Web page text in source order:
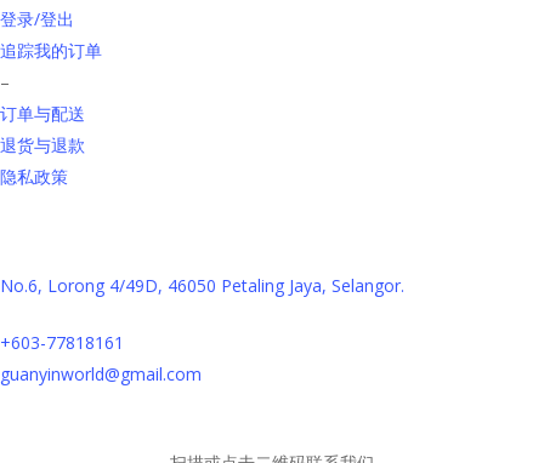
登录/登出
追踪我的订单
–
订单与配送
退货与退款
隐私政策
No.6, Lorong 4/49D, 46050 Petaling Jaya, Selangor.
+603-77818161
guanyinworld@gmail.com